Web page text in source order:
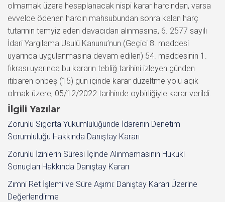
olmamak üzere hesaplanacak nispi karar harcından, varsa
evvelce ödenen harcın mahsubundan sonra kalan harç
tutarının temyiz eden davacıdan alınmasına, 6. 2577 sayılı
İdari Yargılama Usulü Kanunu’nun (Geçici 8. maddesi
uyarınca uygulanmasına devam edilen) 54. maddesinin 1.
fıkrası uyarınca bu kararın tebliğ tarihini izleyen günden
itibaren onbeş (15) gün içinde karar düzeltme yolu açık
olmak üzere, 05/12/2022 tarihinde oybirliğiyle karar verildi.
İlgili Yazılar
Zorunlu Sigorta Yükümlülüğünde İdarenin Denetim
Sorumluluğu Hakkında Danıştay Kararı
Zorunlu İzinlerin Süresi İçinde Alınmamasının Hukuki
Sonuçları Hakkında Danıştay Kararı
Zımni Ret İşlemi ve Süre Aşımı: Danıştay Kararı Üzerine
Değerlendirme